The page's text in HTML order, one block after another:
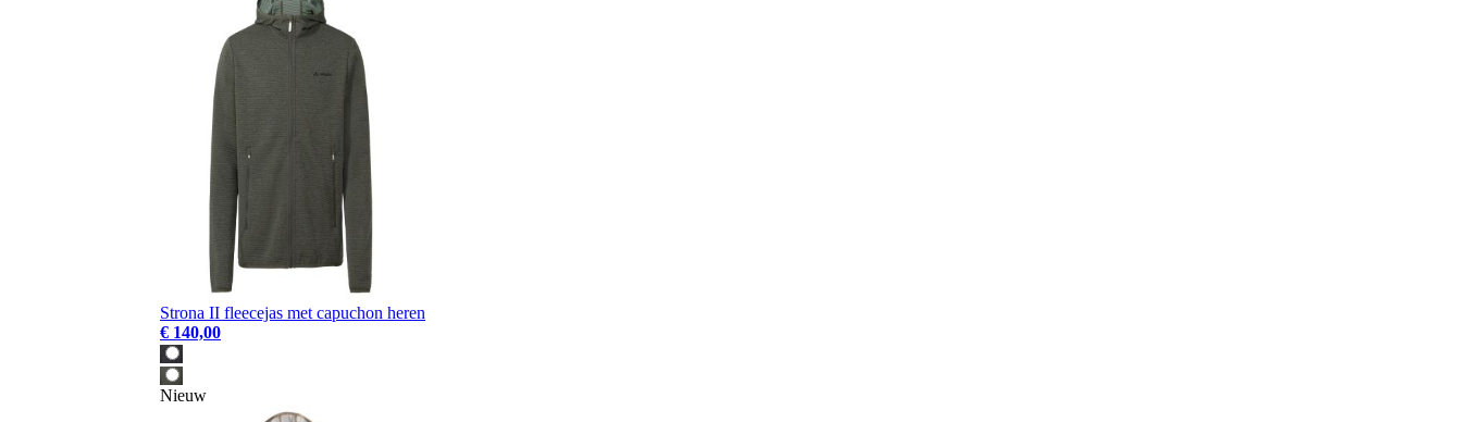
Strona II fleecejas met capuchon heren
€ 140,00
Nieuw